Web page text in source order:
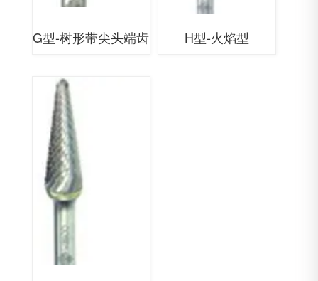
G型-树形带尖头端齿 H型-火焰型